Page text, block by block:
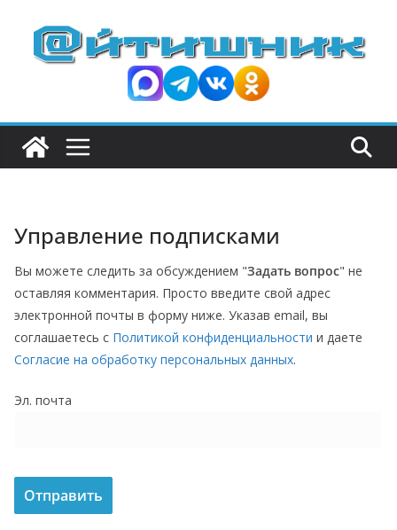
Управление подписками
Вы можете следить за обсуждением "Задать вопрос" не
оставляя комментария. Просто введите свой адрес
электронной почты в форму ниже. Указав email, вы
соглашаетесь с Политикой конфиденциальности и даете
Согласие на обработку персональных данных.
Эл. почта